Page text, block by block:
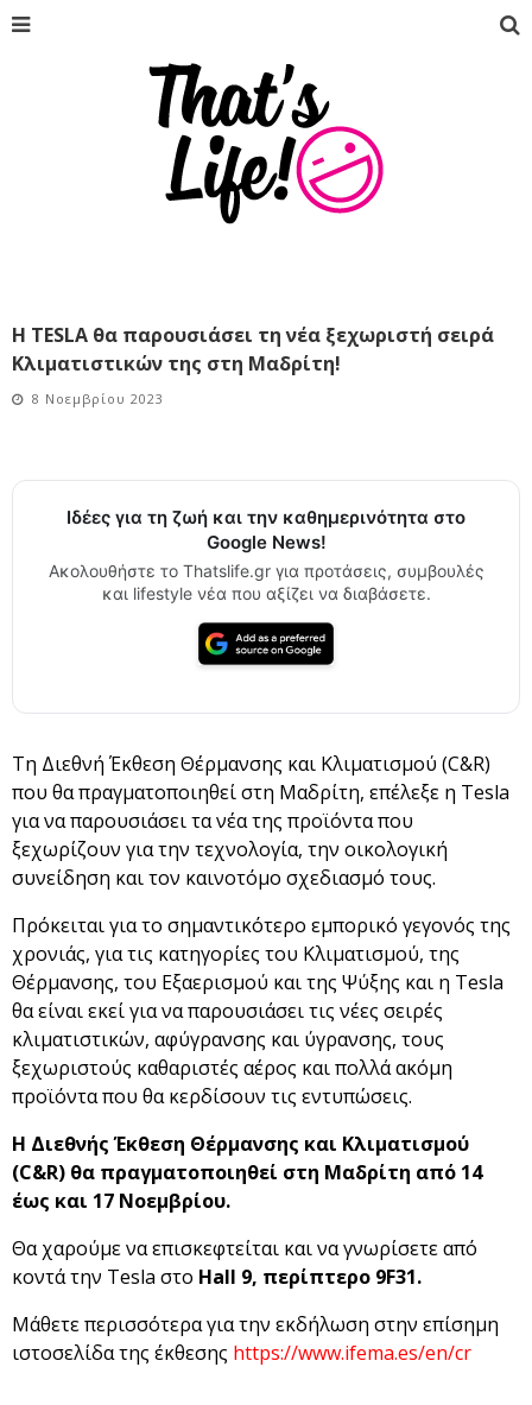
Η TESLA θα παρουσιάσει τη νέα ξεχωριστή σειρά
Κλιματιστικών της στη Μαδρίτη!
8 Νοεμβρίου 2023
Ιδέες για τη ζωή και την καθημερινότητα στο
Google News!
Ακολουθήστε το Thatslife.gr για προτάσεις, συμβουλές
και lifestyle νέα που αξίζει να διαβάσετε.
Τη Διεθνή Έκθεση Θέρμανσης και Κλιματισμού (C&R)
που θα πραγματοποιηθεί στη Μαδρίτη, επέλεξε η Tesla
για να παρουσιάσει τα νέα της προϊόντα που
ξεχωρίζουν για την τεχνολογία, την οικολογική
συνείδηση και τον καινοτόμο σχεδιασμό τους.
Πρόκειται για το σημαντικότερο εμπορικό γεγονός της
χρονιάς, για τις κατηγορίες του Κλιματισμού, της
Θέρμανσης, του Εξαερισμού και της Ψύξης και η Tesla
θα είναι εκεί για να παρουσιάσει τις νέες σειρές
κλιματιστικών, αφύγρανσης και ύγρανσης, τους
ξεχωριστούς καθαριστές αέρος και πολλά ακόμη
προϊόντα που θα κερδίσουν τις εντυπώσεις.
Η Διεθνής Έκθεση Θέρμανσης και Κλιματισμού
(C&R) θα πραγματοποιηθεί στη Μαδρίτη από 14
έως και 17 Νοεμβρίου.
Θα χαρούμε να επισκεφτείται και να γνωρίσετε από
κοντά την Tesla στο Hall 9, περίπτερο 9F31.
Μάθετε περισσότερα για την εκδήλωση στην επίσημη
ιστοσελίδα της έκθεσης https://www.ifema.es/en/cr